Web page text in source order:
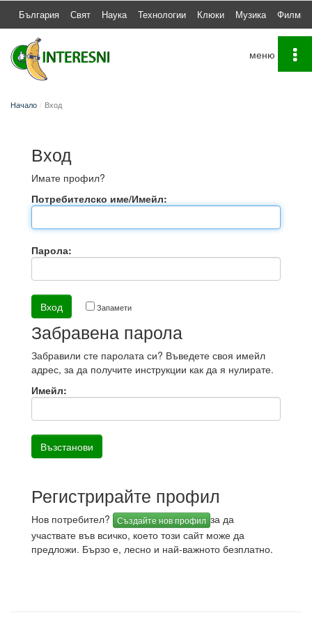
България Свят Наука Технологии Клюки Музика Филми
Начало Вход
Вход
Имате профил?
Потребителско име/Имейл:
Парола:
Запамети
Забравена парола
Забравили сте паролата си? Въведете своя имейл
адрес, за да получите инструкции как да я нулирате.
Имейл:
Регистрирайте профил
Нов потребител? Създайте нов профил за да
участвате във всичко, което този сайт може да
предложи. Бързо е, лесно и най-важното безплатно.